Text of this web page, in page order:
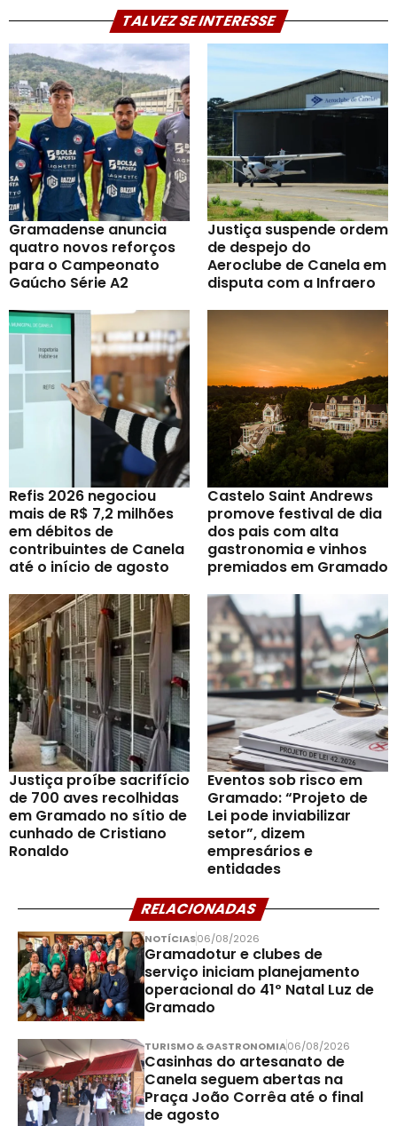
TALVEZ SE INTERESSE
Gramadense anuncia
quatro novos reforços
para o Campeonato
Gaúcho Série A2
Justiça suspende ordem
de despejo do
Aeroclube de Canela em
disputa com a Infraero
Refis 2026 negociou
mais de R$ 7,2 milhões
em débitos de
contribuintes de Canela
até o início de agosto
Castelo Saint Andrews
promove festival de dia
dos pais com alta
gastronomia e vinhos
premiados em Gramado
Justiça proíbe sacrifício
de 700 aves recolhidas
em Gramado no sítio de
cunhado de Cristiano
Ronaldo
Eventos sob risco em
Gramado: “Projeto de
Lei pode inviabilizar
setor”, dizem
empresários e
entidades
RELACIONADAS
NOTÍCIAS06/08/2026
Gramadotur e clubes de
serviço iniciam planejamento
operacional do 41º Natal Luz de
Gramado
TURISMO & GASTRONOMIA06/08/2026
Casinhas do artesanato de
Canela seguem abertas na
Praça João Corrêa até o final
de agosto